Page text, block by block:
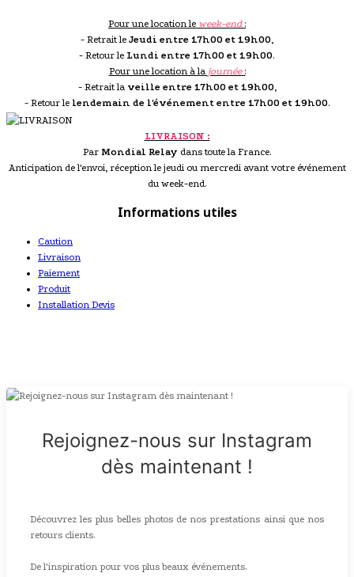
Pour une location le week-end:
- Retrait le Jeudi entre 17h00 et 19h00
- Retour le Lundi entre 17h00 et 19h00.
Pour une location à la journée:
- Retrait la veille entre 17h00 et 19h00,
- Retour le lendemain de l'événement entre 17h00 et 19h00.
LIVRAISON :
Par Mondial Relay dans toute la France.
Anticipation de l'envoi, réception le jeudi ou mercredi avant votre événement
du week-end.
Informations utiles
Caution
Livraison
Paiement
Produit
Installation Devis
Rejoignez-nous sur Instagram
dès maintenant !
Découvrez les plus belles photos de nos prestations ainsi que nos
retours clients.
De l'inspiration pour vos plus beaux événements.